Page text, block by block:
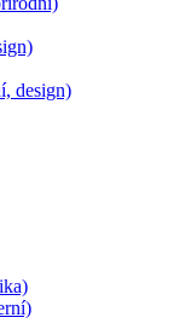
design)